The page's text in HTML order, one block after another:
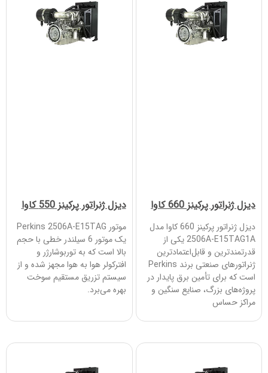
دیزل ژنراتور پرکینز 660 کاوا
دیزل ژنراتور پرکینز 660 کاوا مدل
2506A-E15TAG1A یکی از
قدرتمندترین و قابل‌اعتمادترین
ژنراتورهای صنعتی برند Perkins
است که برای تأمین برق پایدار در
پروژه‌های بزرگ، صنایع سنگین و
مراکز حساس
دیزل ژنراتور پرکینز 550 کاوا
موتور Perkins 2506A-E15TAG
یک موتور 6 سیلندر خطی با حجم
بالا است که به توربوشارژر و
افترکولر هوا به هوا مجهز شده و از
سیستم تزریق مستقیم سوخت
بهره می‌برد.